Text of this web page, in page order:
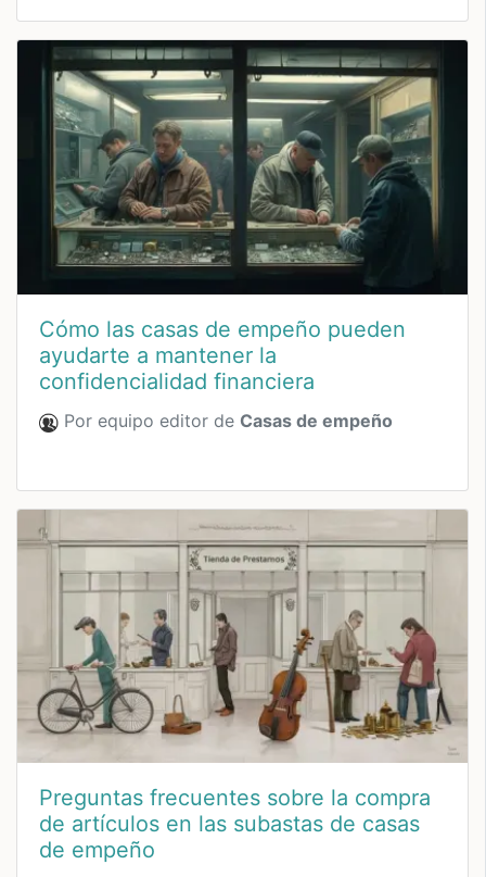
Cómo las casas de empeño pueden
ayudarte a mantener la
confidencialidad financiera
Por equipo editor de Casas de empeño
Preguntas frecuentes sobre la compra
de artículos en las subastas de casas
de empeño